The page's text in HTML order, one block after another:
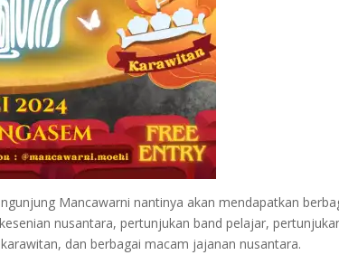
Mancawarni nantinya akan mendapatkan
nusantara, pertunjukan band pelajar,
dan berbagai macam jajanan nusantara.